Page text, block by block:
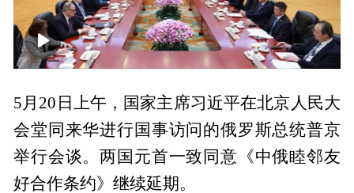
00:00 06:20
5月20日上午，国家主席习近平在北京人民大
会堂同来华进行国事访问的俄罗斯总统普京
举行会谈。两国元首一致同意《中俄睦邻友
好合作条约》继续延期。